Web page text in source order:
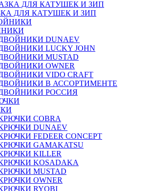
ДЛЯ КАТУШЕК И ЗИП
DUNAEV
LUCKY JOHN
MUSTAD
OWNER
VIDO CRAFT
В АССОРТИМЕНТЕ
РОССИЯ
COBRA
DUNAEV
FEDEER CONCEPT
GAMAKATSU
KILLER
KOSADAKA
MUSTAD
OWNER
RYOBI